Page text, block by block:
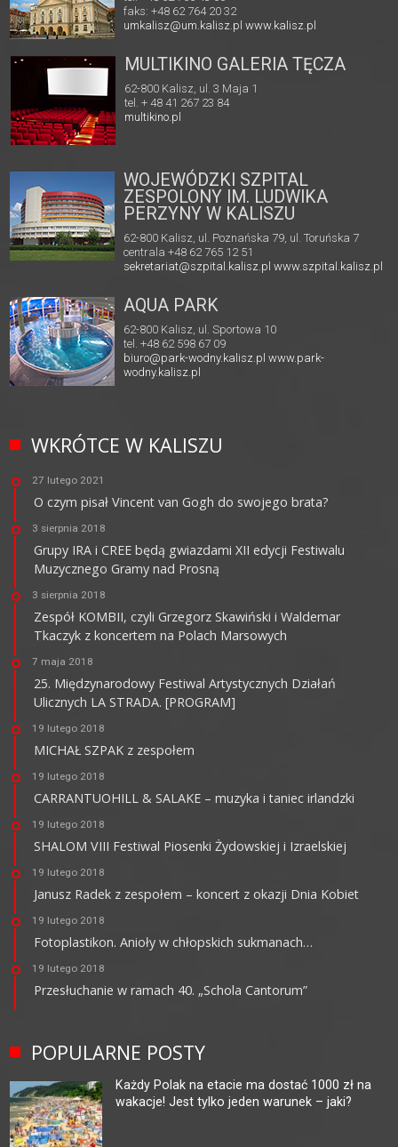
faks: +48 62 764 20 32
umkalisz@um.kalisz.plwww.kalisz.pl
MULTIKINO GALERIA TĘCZA
62-800 Kalisz, ul. 3 Maja 1
tel. + 48 41 267 23 84
multikino.pl
WOJEWÓDZKI SZPITAL
ZESPOLONY IM. LUDWIKA
PERZYNY W KALISZU
62-800 Kalisz, ul. Poznańska 79, ul. Toruńska 7
centrala +48 62 765 12 51
sekretariat@szpital.kalisz.pl www.szpital.kalisz.pl
AQUA PARK
62-800 Kalisz, ul. Sportowa 10
tel. +48 62 598 67 09
biuro@park-wodny.kalisz.pl www.park-
wodny.kalisz.pl
WKRÓTCE W KALISZU
27 lutego 2021
O czym pisał Vincent van Gogh do swojego brata?
3 sierpnia 2018
Grupy IRA i CREE będą gwiazdami XII edycji Festiwalu
Muzycznego Gramy nad Prosną
3 sierpnia 2018
Zespół KOMBII, czyli Grzegorz Skawiński i Waldemar
Tkaczyk z koncertem na Polach Marsowych
7 maja 2018
25. Międzynarodowy Festiwal Artystycznych Działań
Ulicznych LA STRADA. [PROGRAM]
19 lutego 2018
MICHAŁ SZPAK z zespołem
19 lutego 2018
CARRANTUOHILL & SALAKE – muzyka i taniec irlandzki
19 lutego 2018
SHALOM VIII Festiwal Piosenki Żydowskiej i Izraelskiej
19 lutego 2018
Janusz Radek z zespołem – koncert z okazji Dnia Kobiet
19 lutego 2018
Fotoplastikon. Anioły w chłopskich sukmanach…
19 lutego 2018
Przesłuchanie w ramach 40. „Schola Cantorum”
POPULARNE POSTY
Każdy Polak na etacie ma dostać 1000 zł na
wakacje! Jest tylko jeden warunek – jaki?